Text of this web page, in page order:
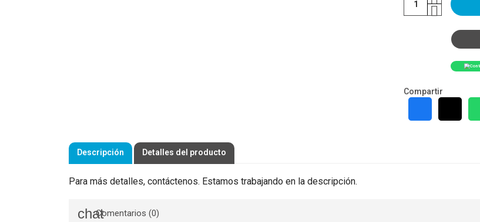
Compartir
Descripción Detalles del producto
Para más detalles, contáctenos. Estamos trabajando en la descripción.
Comentarios (0)